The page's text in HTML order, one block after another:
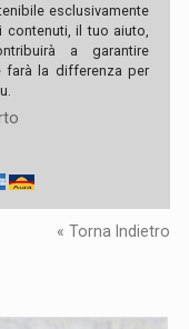
esclusivamente
il tuo aiuto,
a garantire
farà la differenza per
« Torna Indietro